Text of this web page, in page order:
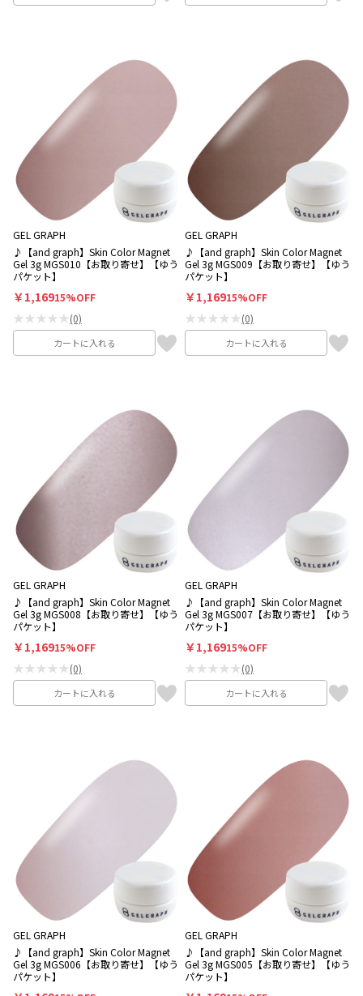
GEL GRAPH
♪【and graph】Skin Color Magnet
Gel 3g MGS010【お取り寄せ】【ゆう
パケット】
￥1,16915%OFF
★★★★★(0)
カートに入れる
GEL GRAPH
♪【and graph】Skin Color Magnet
Gel 3g MGS009【お取り寄せ】【ゆう
パケット】
￥1,16915%OFF
★★★★★(0)
カートに入れる
GEL GRAPH
♪【and graph】Skin Color Magnet
Gel 3g MGS008【お取り寄せ】【ゆう
パケット】
￥1,16915%OFF
★★★★★(0)
カートに入れる
GEL GRAPH
♪【and graph】Skin Color Magnet
Gel 3g MGS007【お取り寄せ】【ゆう
パケット】
￥1,16915%OFF
★★★★★(0)
カートに入れる
GEL GRAPH
♪【and graph】Skin Color Magnet
Gel 3g MGS006【お取り寄せ】【ゆう
パケット】
GEL GRAPH
♪【and graph】Skin Color Magnet
Gel 3g MGS005【お取り寄せ】【ゆう
パケット】